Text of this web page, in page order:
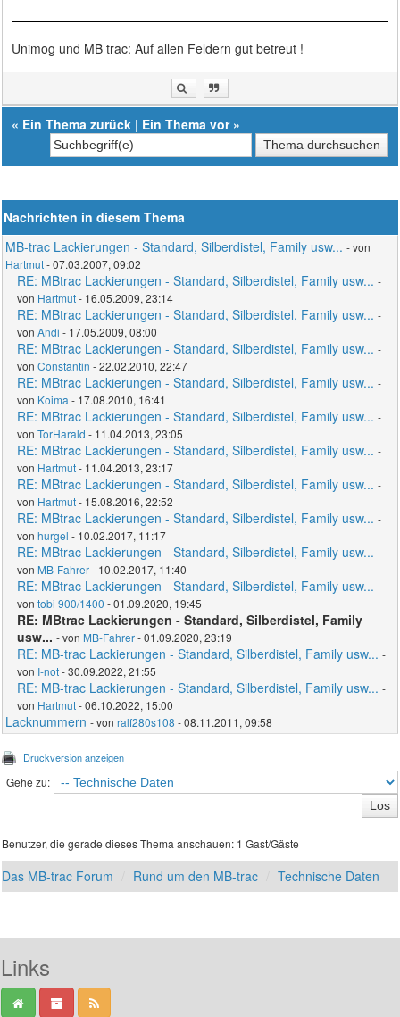
Unimog und MB trac: Auf allen Feldern gut betreut !
« Ein Thema zurück | Ein Thema vor»
Nachrichten in diesem Thema
MB-trac Lackierungen - Standard, Silberdistel, Family usw... - von
Hartmut- 07.03.2007, 09:02
RE: MBtrac Lackierungen - Standard, Silberdistel, Family usw... -
von Hartmut- 16.05.2009, 23:14
RE: MBtrac Lackierungen - Standard, Silberdistel, Family usw... -
vonAndi - 17.05.2009, 08:00
RE: MBtrac Lackierungen - Standard, Silberdistel, Family usw... -
vonConstantin - 22.02.2010, 22:47
RE: MBtrac Lackierungen - Standard, Silberdistel, Family usw... -
von Koima - 17.08.2010, 16:41
RE: MBtrac Lackierungen - Standard, Silberdistel, Family usw... -
vonTorHarald - 11.04.2013, 23:05
RE: MBtrac Lackierungen - Standard, Silberdistel, Family usw... -
von Hartmut- 11.04.2013, 23:17
RE: MBtrac Lackierungen - Standard, Silberdistel, Family usw... -
von Hartmut- 15.08.2016, 22:52
RE: MBtrac Lackierungen - Standard, Silberdistel, Family usw... -
vonhurgel - 10.02.2017, 11:17
RE: MBtrac Lackierungen - Standard, Silberdistel, Family usw... -
von MB-Fahrer- 10.02.2017, 11:40
RE: MBtrac Lackierungen - Standard, Silberdistel, Family usw... -
vontobi 900/1400 - 01.09.2020, 19:45
RE: MBtrac Lackierungen - Standard, Silberdistel, Family
usw... - von MB-Fahrer- 01.09.2020, 23:19
RE: MB-trac Lackierungen - Standard, Silberdistel, Family usw... -
von I-not- 30.09.2022, 21:55
RE: MB-trac Lackierungen - Standard, Silberdistel, Family usw... -
von Hartmut- 06.10.2022, 15:00
Lacknummern - vonralf280s108 - 08.11.2011, 09:58
Druckversion anzeigen
Gehe zu:
Benutzer, die gerade dieses Thema anschauen: 1 Gast/Gäste
Das MB-trac Forum Rund um den MB-trac Technische Daten
Links